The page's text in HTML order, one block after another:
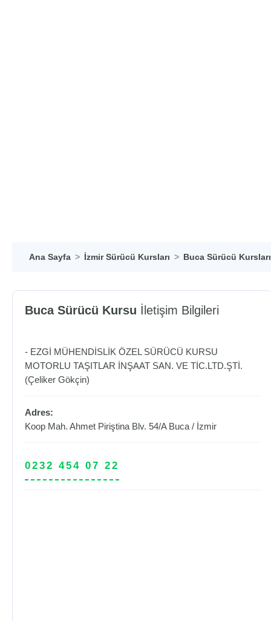
Ana Sayfa İzmir Sürücü Kursları Buca Sürücü Kursları
Buca Sürücü Kursu İletişim Bilgileri
- EZGİ MÜHENDİSLİK ÖZEL SÜRÜCÜ KURSU
MOTORLU TAŞITLAR İNŞAAT SAN. VE TİC.LTD.ŞTİ.
(Çeliker Gökçin)
Adres:
Koop Mah. Ahmet Piriştina Blv. 54/A Buca / İzmir
0232 454 07 22